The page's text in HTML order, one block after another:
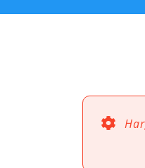
oleh
1.